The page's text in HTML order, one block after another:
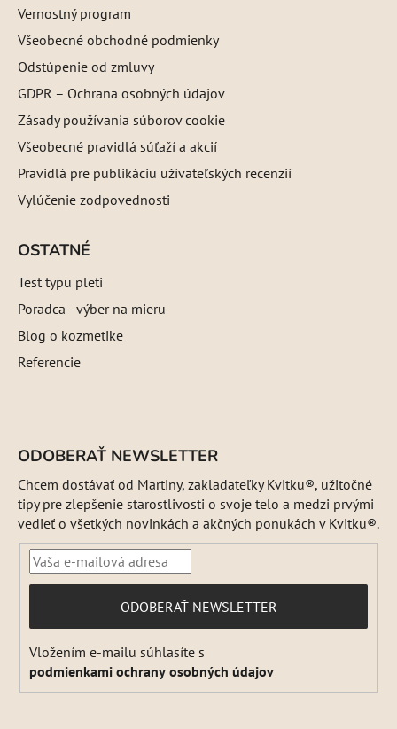
Vernostný program
Všeobecné obchodné podmienky
Odstúpenie od zmluvy
GDPR – Ochrana osobných údajov
Zásady používania súborov cookie
Všeobecné pravidlá súťaží a akcií
Pravidlá pre publikáciu užívateľských recenzií
Vylúčenie zodpovednosti
OSTATNÉ
Test typu pleti
Poradca - výber na mieru
Blog o kozmetike
Referencie
ODOBERAŤ NEWSLETTER
Chcem dostávať od Martiny, zakladateľky Kvitku®, užitočné
tipy pre zlepšenie starostlivosti o svoje telo a medzi prvými
vedieť o všetkých novinkách a akčných ponukách v Kvitku®.
PRIHLÁSIŤ
SA
ODOBERAŤ NEWSLETTER
Vložením e-mailu súhlasíte s
podmienkami ochrany osobných údajov